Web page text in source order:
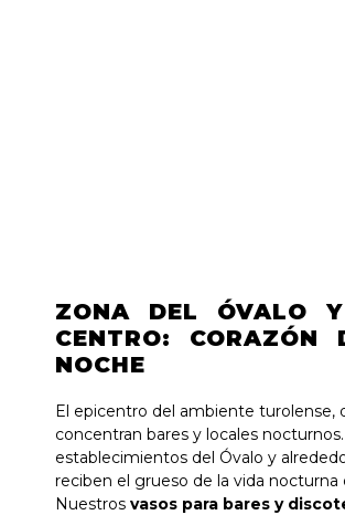
ZONA DEL ÓVALO Y
CENTRO: CORAZÓN
NOCHE
El epicentro del ambiente turolense,
concentran bares y locales
establecimientos del Óvalo y
reciben el grueso de la vida nocturna
Nuestros vasos para bares y